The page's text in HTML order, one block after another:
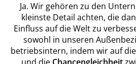
Ja. Wir gehören zu den
kleinste Detail achten, die
Einfluss auf die Welt zu
sowohl in unseren
betriebsintern, indem wir auf die